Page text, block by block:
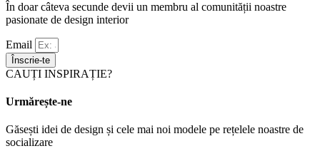
În doar câteva secunde devii un membru al comunității noastre
pasionate de design interior
Email
Înscrie-te
CAUȚI INSPIRAȚIE?
Urmărește-ne
Găsești idei de design și cele mai noi modele pe rețelele noastre de
socializare